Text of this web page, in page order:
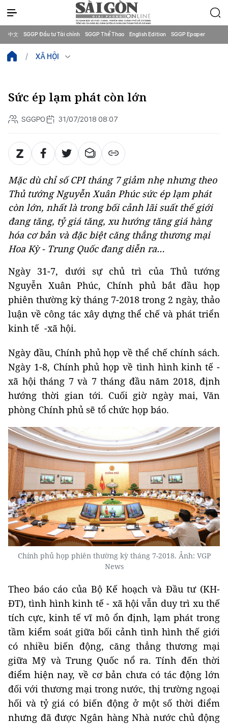
中文 SGGP Đầu tư Tài chính SGGP Thể Thao English Edition SGGP Epaper
XÃ HỘI
Sức ép lạm phát còn lớn
SGGPO 31/07/2018 08:07
Mặc dù chỉ số CPI tháng 7 giảm nhẹ nhưng theo
Thủ tướng Nguyễn Xuân Phúc sức ép lạm phát
còn lớn, nhất là trong bối cảnh lãi suất thế giới
đang tăng, tỷ giá tăng, xu hướng tăng giá hàng
hóa cơ bản và đặc biệt căng thẳng thương mại
Hoa Kỳ - Trung Quốc đang diễn ra…
Ngày 31-7, dưới sự chủ trì của Thủ tướng
Nguyễn Xuân Phúc, Chính phủ bắt đầu họp
phiên thường kỳ tháng 7-2018 trong 2 ngày, thảo
luận về công tác xây dựng thể chế và phát triển
kinh tế -xã hội.
Ngày đầu, Chính phủ họp về thể chế chính sách.
Ngày 1-8, Chính phủ họp về tình hình kinh tế -
xã hội tháng 7 và 7 tháng đầu năm 2018, định
hướng thời gian tới. Cuối giờ ngày mai, Văn
phòng Chính phủ sẽ tổ chức họp báo.
Chính phủ họp phiên thường kỳ tháng 7-2018. Ảnh: VGP
News
Theo báo cáo của Bộ Kế hoạch và Đầu tư (KH-
ĐT), tình hình kinh tế - xã hội vẫn duy trì xu thế
tích cực, kinh tế vĩ mô ổn định, lạm phát trong
tầm kiểm soát giữa bối cảnh tình hình thế giới
có nhiều biến động, căng thẳng thương mại
giữa Mỹ và Trung Quốc nổ ra. Tính đến thời
điểm hiện nay, về cơ bản chưa có tác động lớn
đối với thương mại trong nước, thị trường ngoại
hối và tỷ giá có biến động ở một số thời điểm
nhưng đã được Ngân hàng Nhà nước chủ động